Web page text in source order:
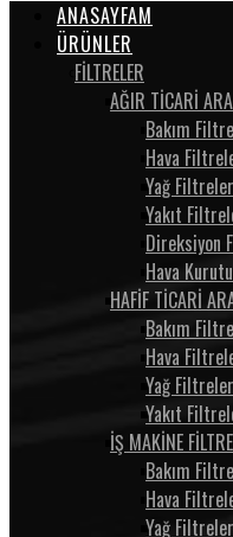
ANASAYFAM
ÜRÜNLER
FİLTRELER
AĞIR TİCARİ
Bakım
Hava
Yağ
Yakıt
Direksiyon
Hava
HAFİF TİCARİ
Bakım
Hava
Yağ
Yakıt
İŞ MAKİNE
Bakım
Hava
Yağ